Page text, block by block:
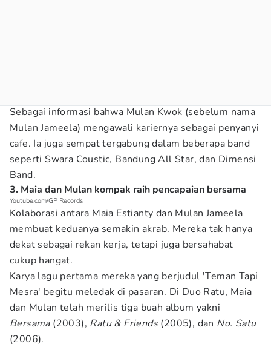
Sebagai informasi bahwa Mulan Kwok (sebelum nama
Mulan Jameela) mengawali kariernya sebagai penyanyi
cafe. Ia juga sempat tergabung dalam beberapa band
seperti Swara Coustic, Bandung All Star, dan Dimensi
Band.
3. Maia dan Mulan kompak raih pencapaian bersama
Youtube.com/GP Records
Kolaborasi antara Maia Estianty dan Mulan Jameela
membuat keduanya semakin akrab. Mereka tak hanya
dekat sebagai rekan kerja, tetapi juga bersahabat
cukup hangat.
Karya lagu pertama mereka yang berjudul 'Teman Tapi
Mesra' begitu meledak di pasaran. Di Duo Ratu, Maia
dan Mulan telah merilis tiga buah album yakni
Bersama(2003), Ratu & Friends(2005), dan No. Satu
(2006).